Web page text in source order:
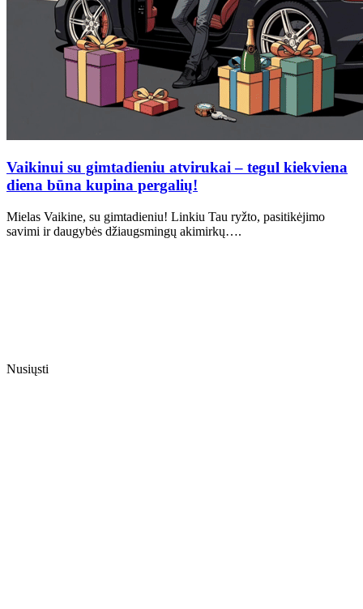
Vaikinui su gimtadieniu atvirukai – tegul kiekviena
diena būna kupina pergalių!
Mielas Vaikine, su gimtadieniu! Linkiu Tau ryžto, pasitikėjimo
savimi ir daugybės džiaugsmingų akimirkų….
Nusiųsti